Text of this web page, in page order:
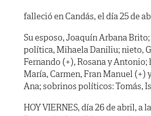
falleció en Candás, el día 25 de
Su esposo, Joaquín Arbana
política, Mihaela Daniliu; nieto,
Fernando (+), Rosana y
María, Carmen, Fran Manuel (+)
Ana; sobrinos políticos: Tomás,
HOY VIERNES, día 26 de abril, a